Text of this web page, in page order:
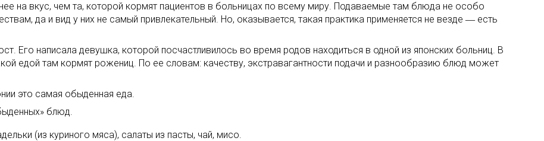
на вкус, чем та, которой кормят пациентов в больницах по всему миру. Подаваемые там блюда не особо
да и вид у них не самый привлекательный. Но, оказывается, такая практика применяется не везде ― есть
Его написала девушка, которой посчастливилось во время родов находиться в одной из японских больниц. В
едой там кормят рожениц. По ее словам: качеству, экстравагантности подачи и разнообразию блюд может
это самая обыденная еда.
блюд.
(из куриного мяса), салаты из пасты, чай, мисо.